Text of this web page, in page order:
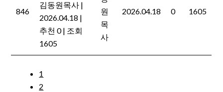
846
김동원목사 |
2026.04.18 |
추천 0| 조회
1605
원
목
사
2026.04.18 0 1605
1
2